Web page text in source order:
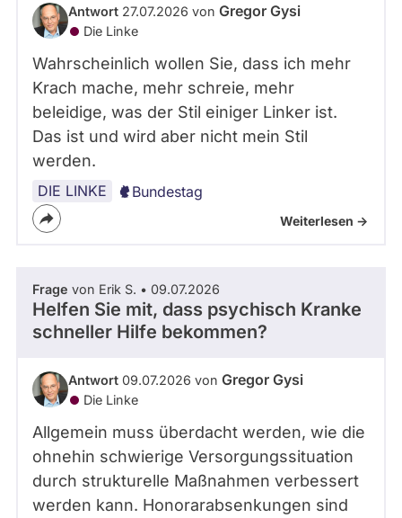
Antwort 27.07.2026 von Gregor Gysi
Die Linke
Wahrscheinlich wollen Sie, dass ich mehr
Krach mache, mehr schreie, mehr
beleidige, was der Stil einiger Linker ist.
Das ist und wird aber nicht mein Stil
werden.
DIE LINKE Bundestag
Weiterlesen ->
Frage von Erik S. • 09.07.2026
Helfen Sie mit, dass psychisch Kranke
schneller Hilfe bekommen?
Antwort 09.07.2026 von Gregor Gysi
Die Linke
Allgemein muss überdacht werden, wie die
ohnehin schwierige Versorgungssituation
durch strukturelle Maßnahmen verbessert
werden kann. Honorarabsenkungen sind